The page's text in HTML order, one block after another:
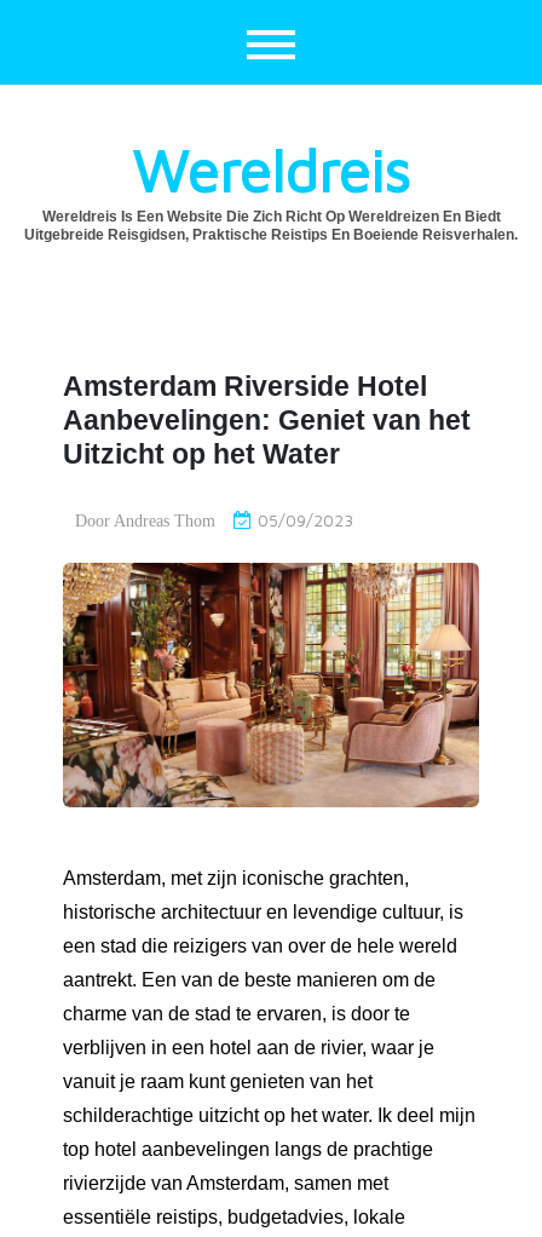
Wereldreis
Wereldreis Is Een Website Die Zich Richt Op Wereldreizen En Biedt
Uitgebreide Reisgidsen, Praktische Reistips En Boeiende Reisverhalen.
Amsterdam Riverside Hotel
Aanbevelingen: Geniet van het
Uitzicht op het Water
Door Andreas Thom 05/09/2023
Amsterdam, met zijn iconische grachten,
historische architectuur en levendige cultuur, is
een stad die reizigers van over de hele wereld
aantrekt. Een van de beste manieren om de
charme van de stad te ervaren, is door te
verblijven in een hotel aan de rivier, waar je
vanuit je raam kunt genieten van het
schilderachtige uitzicht op het water. Ik deel mijn
top hotel aanbevelingen langs de prachtige
rivierzijde van Amsterdam, samen met
essentiële reistips, budgetadvies, lokale